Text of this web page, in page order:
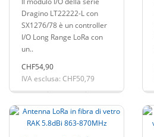
Dragino LT22222-L con
SX1276/78 è un controller
I/O Long Range LoRa con
un..
CHF54,90
IVA esclusa: CHF50,79